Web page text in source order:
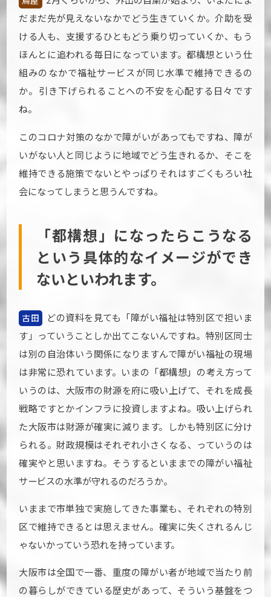
だまだ先が見えないなかでどう生きていくか。介助を受
ける人も、支援するひともどう乗り切っていくか、もう
ほんとに追われる毎日になっています。都構想という仕
組みのなかで福祉サービスが同じ水準で維持できるの
か。引き下げられることへの不安を心配する日々です
ね。
このコロナ対策のなかで障がいがあってもですね、障が
いがない人と同じように地域でどう生きれるか、そこを
維持できる施策でないとやっぱりそれはすごくもろい社
会になってしまうと思うんですね。
「都構想」になったらこうなる
という具体的なイメージができ
ないといわれます。
古田
どの資料を見ても「障がい福祉は特別区で担いま
す」っていうことしか出てこないんですね。特別区同士
は別の自治体いう関係になりますんで障がい福祉の現場
は非常に恐れています。いまの「都構想」の考え方って
いうのは、大阪市の財源を府に吸い上げて、それを成長
戦略ですとかインフラに投資しますよね。吸い上げられ
た大阪市は財源が確実に減ります。しかも特別区に分け
られる。財政規模はそれぞれ小さくなる、っていうのは
確実やと思いますね。そうするといままでの障がい福祉
サービスの水準が守れるのだろうか。
いままで市単独で実施してきた事業も、それぞれの特別
区で維持できるとは思えません。確実に失くされるんじ
ゃないかっていう恐れを持っています。
大阪市は全国で一番、重度の障がい者が地域で当たり前
の暮らしができている歴史があって、そういう基盤をつ